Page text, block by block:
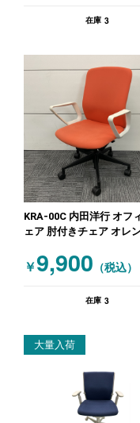
在庫 3
KRA-00C 内田洋行 オフ
ェア 肘付きチェア オレ
￥9,900 （税込）
在庫 3
大量入荷